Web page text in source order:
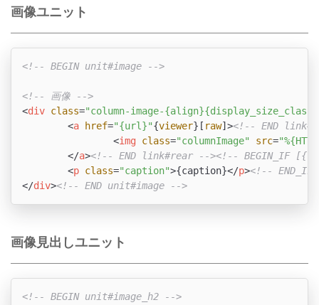
画像ユニット
<!-- BEGIN unit#image -->
<!-- 画像 -->
<div class="column-image-
<a href="{url}"{viewer}[ raw]><!-- END
<img class="columnImage" src=
</a><!-- END link#rear --><!-- BEGIN_IF
<p class="caption">{caption}</p><!-- END_IF
</div><!-- END unit#image -->
画像見出しユニット
<!-- BEGIN unit#image_h2 -->